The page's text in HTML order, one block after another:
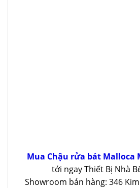
Mua Chậu rửa bát Malloca
tới ngay Thiết Bị Nhà
Showroom bán hàng: 346